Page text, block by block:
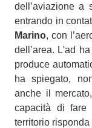
dell’aviazione a
entrando in
Marino, con
dell’area. L'ad
produce
ha spiegato,
anche il
capacità di fare
territorio